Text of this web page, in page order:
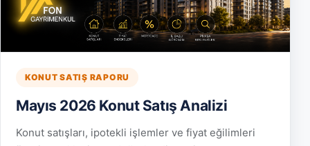
KONUT SATIŞ RAPORU
Mayıs 2026 Konut Satış Analizi
Konut satışları, ipotekli işlemler ve fiyat eğilimleri